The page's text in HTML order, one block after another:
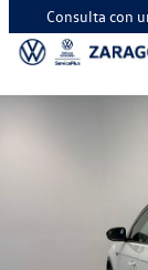
Consulta con